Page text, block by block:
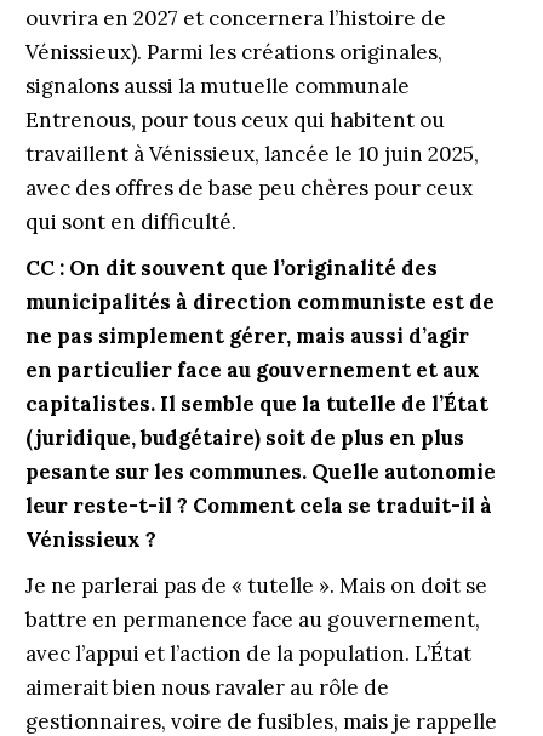
ouvrira en 2027 et concernera l’histoire de
Vénissieux). Parmi les créations originales,
signalons aussi la mutuelle communale
Entrenous, pour tous ceux qui habitent ou
travaillent à Vénissieux, lancée le 10 juin 2025,
avec des offres de base peu chères pour ceux
qui sont en difficulté.
CC : On dit souvent que l’originalité des
municipalités à direction communiste est de
ne pas simplement gérer, mais aussi d’agir
en particulier face au gouvernement et aux
capitalistes. Il semble que la tutelle de l’État
(juridique, budgétaire) soit de plus en plus
pesante sur les communes. Quelle autonomie
leur reste-t-il ? Comment cela se traduit-il à
Vénissieux ?
Je ne parlerai pas de « tutelle ». Mais on doit se
battre en permanence face au gouvernement,
avec l’appui et l’action de la population. L’État
aimerait bien nous ravaler au rôle de
gestionnaires, voire de fusibles, mais je rappelle